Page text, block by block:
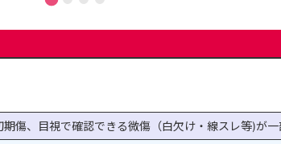
傷、目視で確認できる微傷（白欠け・線スレ等)が一